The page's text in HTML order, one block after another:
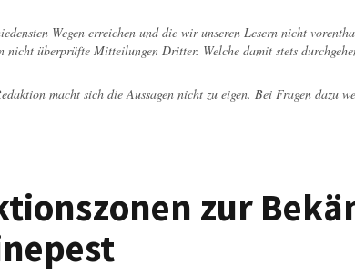
Wegen erreichen und die wir unseren Lesern nicht
überprüfte Mitteilungen Dritter. Welche damit stets
macht sich die Aussagen nicht zu eigen. Bei Fragen dazu
zur